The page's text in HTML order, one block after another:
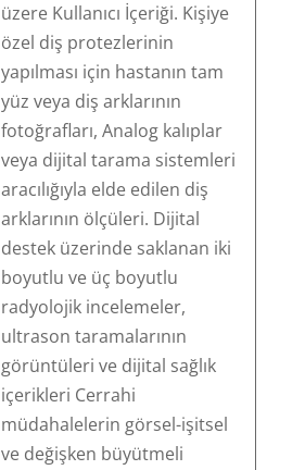
üzere Kullanıcı İçeriği. Kişiye
özel diş protezlerinin
yapılması için hastanın tam
yüz veya diş arklarının
fotoğrafları, Analog kalıplar
veya dijital tarama sistemleri
aracılığıyla elde edilen diş
arklarının ölçüleri. Dijital
destek üzerinde saklanan iki
boyutlu ve üç boyutlu
radyolojik incelemeler,
ultrason taramalarının
görüntüleri ve dijital sağlık
içerikleri Cerrahi
müdahalelerin görsel-işitsel
ve değişken büyütmeli